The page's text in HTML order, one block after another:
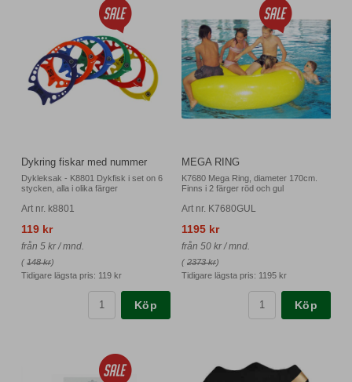
Dykring fiskar med nummer
Dykleksak - K8801 Dykfisk i set on 6
stycken, alla i olika färger
Art nr. k8801
119 kr
från 5 kr / mnd.
( 148 kr)
Tidigare lägsta pris: 119 kr
Köp
MEGA RING
K7680 Mega Ring, diameter 170cm.
Finns i 2 färger röd och gul
Art nr. K7680GUL
1195 kr
från 50 kr / mnd.
( 2373 kr)
Tidigare lägsta pris: 1195 kr
Köp